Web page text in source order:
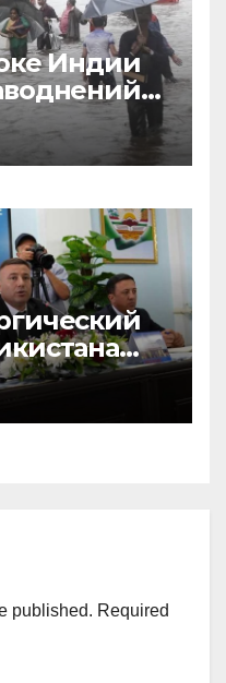
Индии
67
published. Required